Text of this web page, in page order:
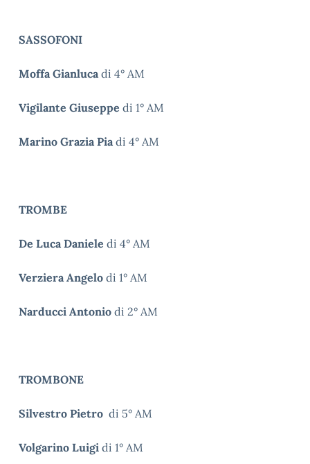
SASSOFONI
Moffa Gianlucadi 4° AM
Vigilante Giuseppe di 1° AM
Marino Grazia Piadi 4° AM
TROMBE
De Luca Daniele di 4° AM
Verziera Angelo di 1° AM
Narducci Antonio di 2° AM
TROMBONE
Silvestro Pietro di 5° AM
Volgarino Luigi di 1° AM